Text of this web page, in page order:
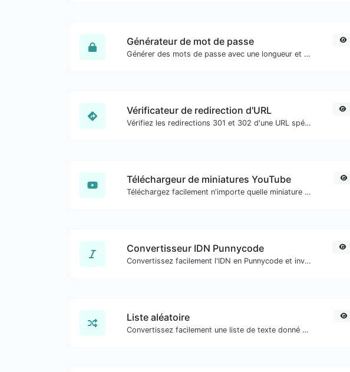
Générateur de mot de passe
Générer des mots de passe avec une longueur et des paramètres personnalisés.
Vérificateur de redirection d'URL
Vérifiez les redirections 301 et 302 d'une URL spécifique. Il vérifiera jusqu'à 10 redirections.
Téléchargeur de miniatures YouTube
Téléchargez facilement n'importe quelle miniature de vidéo YouTube dans toutes les tailles disponibles.
Convertisseur IDN Punnycode
Convertissez facilement l'IDN en Punnycode et inversement.
Liste aléatoire
Convertissez facilement une liste de texte donné en une liste aléatoire.